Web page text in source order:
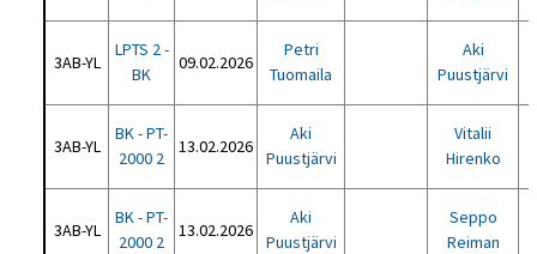
3AB-YL
LPTS 2 -
BK
09.02.2026
Petri
Tuomaila
Aki
Puustjärvi
3AB-YL
BK - PT-
2000 2
13.02.2026
Aki
Puustjärvi
Vitalii
Hirenko
3AB-YL
BK - PT-
2000 2
13.02.2026
Aki
Puustjärvi
Seppo
Reiman